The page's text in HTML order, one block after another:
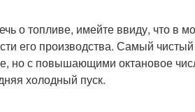
о топливе, имейте ввиду, что в
его производства. Самый
но с повышающими октановое
холодный пуск.